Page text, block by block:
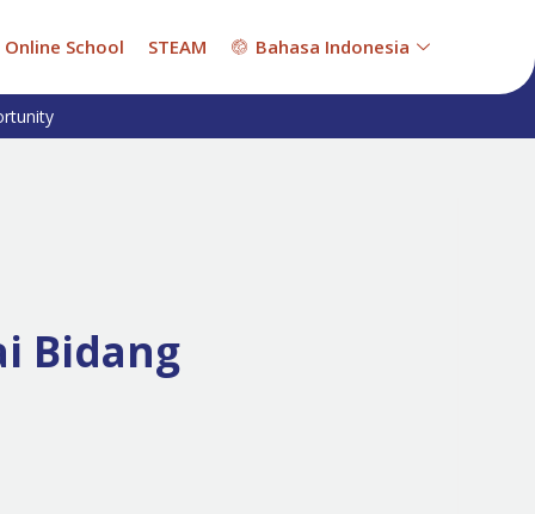
Online School STEAM Bahasa Indonesia
Bidang